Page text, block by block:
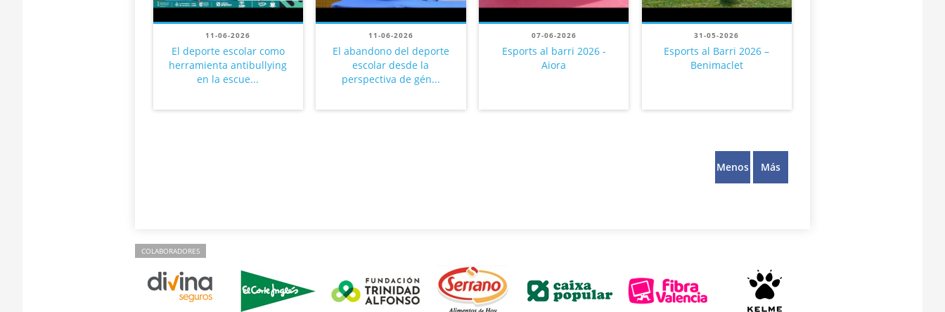
11-06-2026
El deporte escolar como
herramienta antibullying
en la escue...
11-06-2026
El abandono del deporte
escolar desde la
perspectiva de gén...
07-06-2026
Esports al barri 2026 -
Aiora
31-05-2026
Esports al Barri 2026 –
Benimaclet
Menos Más
COLABORADORES